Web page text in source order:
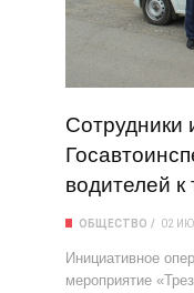
Сотрудники
водителей
ОБЩЕСТВО 02
Инициативное
мероприятие